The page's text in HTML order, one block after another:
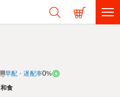
早配・遅配率0%
和食